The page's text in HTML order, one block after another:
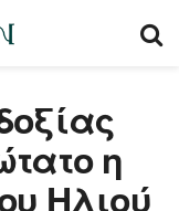
η
Ηλιού